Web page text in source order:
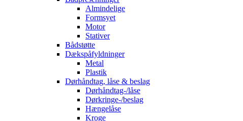
Almindelige
Formsyet
Motor
Stativer
Bådstøtte
Dækspåfyldninger
Metal
Plastik
Dørhåndtag, låse & beslag
Dørhåndtag-/låse
Dørkringe-/beslag
Hængelåse
Kroge